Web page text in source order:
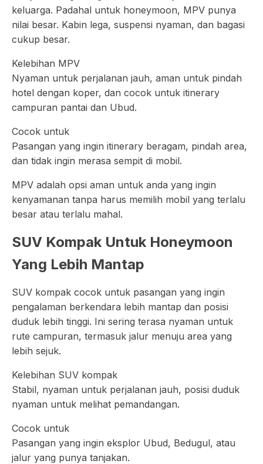
keluarga. Padahal untuk honeymoon, MPV punya
nilai besar. Kabin lega, suspensi nyaman, dan bagasi
cukup besar.
Kelebihan MPV
Nyaman untuk perjalanan jauh, aman untuk pindah
hotel dengan koper, dan cocok untuk itinerary
campuran pantai dan Ubud.
Cocok untuk
Pasangan yang ingin itinerary beragam, pindah area,
dan tidak ingin merasa sempit di mobil.
MPV adalah opsi aman untuk anda yang ingin
kenyamanan tanpa harus memilih mobil yang terlalu
besar atau terlalu mahal.
SUV Kompak Untuk Honeymoon
Yang Lebih Mantap
SUV kompak cocok untuk pasangan yang ingin
pengalaman berkendara lebih mantap dan posisi
duduk lebih tinggi. Ini sering terasa nyaman untuk
rute campuran, termasuk jalur menuju area yang
lebih sejuk.
Kelebihan SUV kompak
Stabil, nyaman untuk perjalanan jauh, posisi duduk
nyaman untuk melihat pemandangan.
Cocok untuk
Pasangan yang ingin eksplor Ubud, Bedugul, atau
jalur yang punya tanjakan.